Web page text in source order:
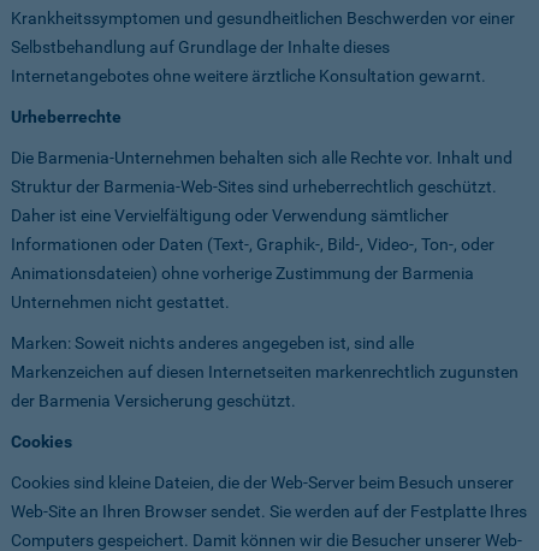
Krankheitssymptomen und gesundheitlichen Beschwerden vor einer
Selbstbehandlung auf Grundlage der Inhalte dieses
Internetangebotes ohne weitere ärztliche Konsultation gewarnt.
Urheberrechte
Die Barmenia-Unternehmen behalten sich alle Rechte vor. Inhalt und
Struktur der Barmenia-Web-Sites sind urheberrechtlich geschützt.
Daher ist eine Vervielfältigung oder Verwendung sämtlicher
Informationen oder Daten (Text-, Graphik-, Bild-, Video-, Ton-, oder
Animationsdateien) ohne vorherige Zustimmung der Barmenia
Unternehmen nicht gestattet.
Marken: Soweit nichts anderes angegeben ist, sind alle
Markenzeichen auf diesen Internetseiten markenrechtlich zugunsten
der Barmenia Versicherung geschützt.
Cookies
Cookies sind kleine Dateien, die der Web-Server beim Besuch unserer
Web-Site an Ihren Browser sendet. Sie werden auf der Festplatte Ihres
Computers gespeichert. Damit können wir die Besucher unserer Web-